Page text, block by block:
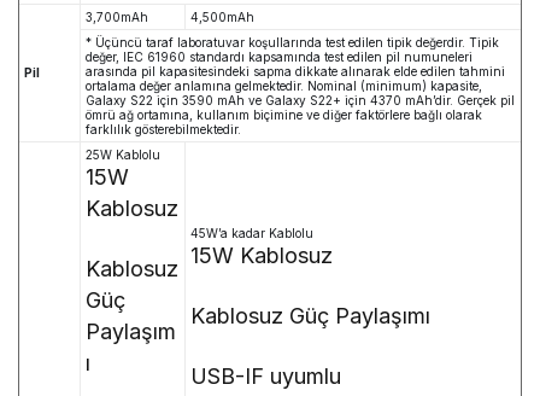
Pil
3,700mAh
4,500mAh
* Üçüncü taraf laboratuvar koşullarında test edilen tipik değerdir. Tipik
değer, IEC 61960 standardı kapsamında test edilen pil numuneleri
arasında pil kapasitesindeki sapma dikkate alınarak elde edilen tahmini
ortalama değer anlamına gelmektedir. Nominal (minimum) kapasite,
Galaxy S22 için 3590 mAh ve Galaxy S22+ için 4370 mAh’dir. Gerçek pil
ömrü ağ ortamına, kullanım biçimine ve diğer faktörlere bağlı olarak
farklılık gösterebilmektedir.
25W Kablolu
15W
Kablosuz
Kablosuz
Güç
Paylaşım
ı
45W’a kadar Kablolu
15W Kablosuz
Kablosuz Güç Paylaşımı
USB-IF uyumlu